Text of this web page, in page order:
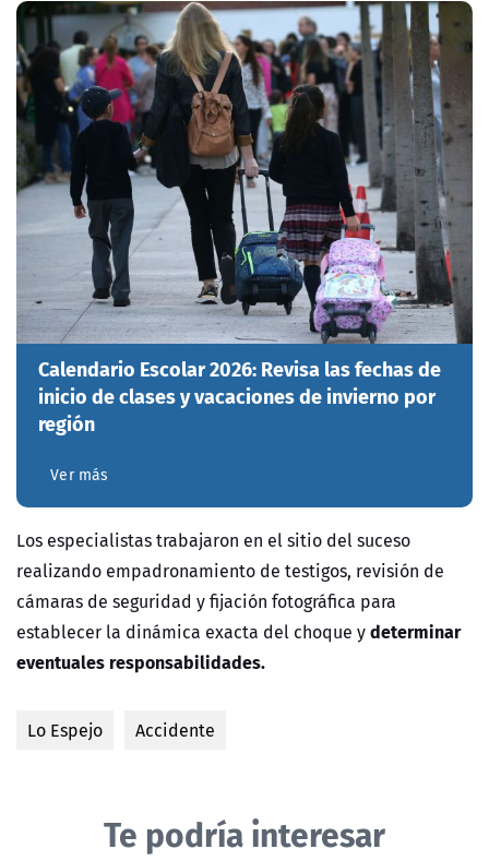
Calendario Escolar 2026: Revisa las fechas de
inicio de clases y vacaciones de invierno por
región
Ver más
Los especialistas trabajaron en el sitio del suceso
realizando empadronamiento de testigos, revisión de
cámaras de seguridad y fijación fotográfica para
establecer la dinámica exacta del choque ydeterminar
eventuales responsabilidades.
Lo Espejo Accidente
Te podría interesar